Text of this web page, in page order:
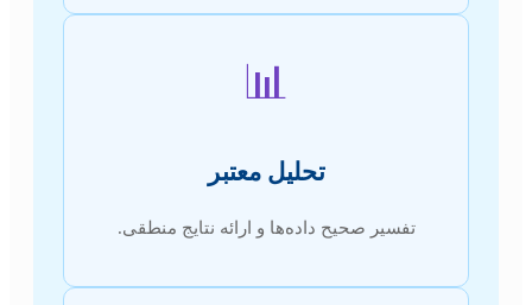
📊
تحلیل معتبر
تفسیر صحیح داده‌ها و ارائه نتایج منطقی.